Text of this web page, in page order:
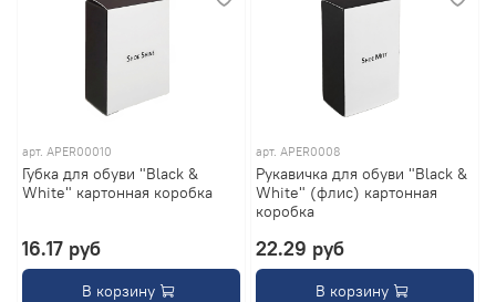
арт.APER00010
Губка для обуви "Black &
White" картонная коробка
16.17 руб
В корзину
арт. APER0008
Рукавичка для обуви "Black &
White" (флис) картонная
коробка
22.29 руб
В корзину